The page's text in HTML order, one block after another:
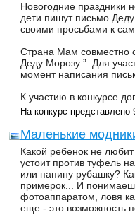
Новогодние праздники
дети пишут письмо
своими просьбами к
Страна Мам совместно
Деду Морозу ”. Для
момент написания
К участию в конкурсе
На конкурс
Маленькие
Какой ребенок не
устоит против туфель
или папину рубашку?
примерок... И
фотоаппаратом, ловя
еще - это возможность